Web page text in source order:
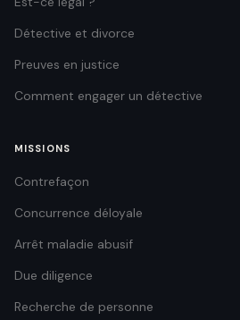
Détective et divorce
Preuves en justice
Comment engager un détective
MISSIONS
Contrefaçon
Concurrence déloyale
Arrêt maladie abusif
Due diligence
Recherche de personne